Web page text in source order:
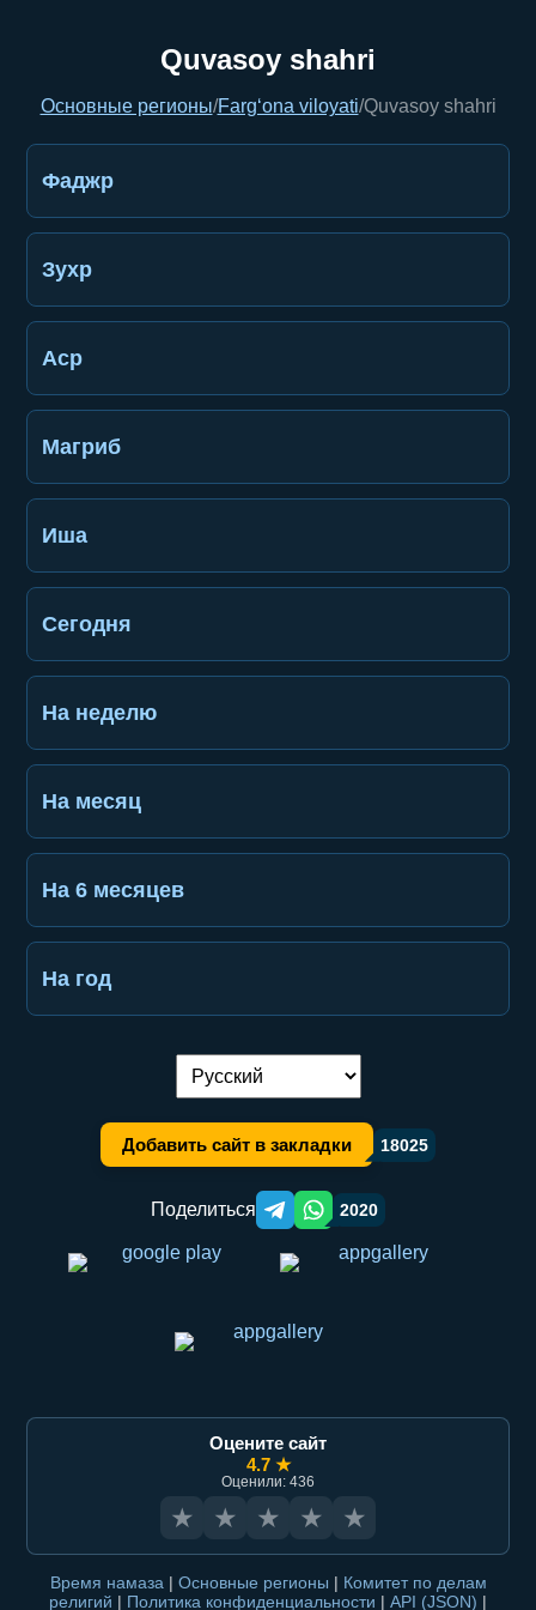
Quvasoy shahri
Основные регионы/Farg‘ona viloyati/Quvasoy shahri
Фаджр
Зухр
Аср
Магриб
Иша
Сегодня
На неделю
На месяц
На 6 месяцев
На год
Переключение языка:
Добавить сайт в закладки 18025
Поделиться Telegram orqali ulashish
WhatsApp orqali ulashish
2020
Оцените сайт
4.7 ★
Оценили: 436
★ ★ ★ ★ ★
Время намаза | Основные регионы | Комитет по делам
религий | Политика конфиденциальности | API (JSON) |